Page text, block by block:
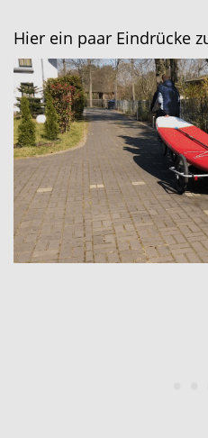
Hier ein paar Eindrücke